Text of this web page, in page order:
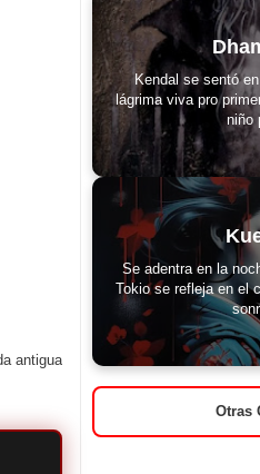
antigua
Kendal se sentó
lágrima viva pro
niño
Se adentra en la
Tokio se refleja en el
Otras